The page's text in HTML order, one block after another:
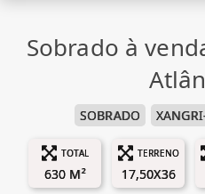
Sobrado à
SOBRADO
TOTAL
630 M²
TERRENO
17,50X36